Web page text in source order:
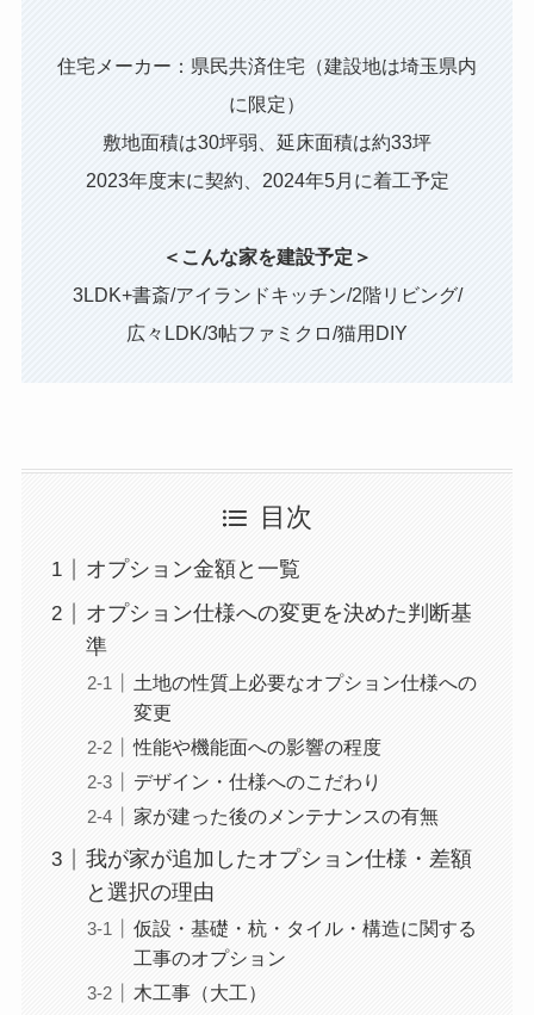
住宅メーカー：県民共済住宅（建設地は埼玉県内
に限定）
敷地面積は30坪弱、延床面積は約33坪
2023年度末に契約、2024年5月に着工予定
＜こんな家を建設予定＞
3LDK+書斎/アイランドキッチン/2階リビング/
広々LDK/3帖ファミクロ/猫用DIY
目次
オプション金額と一覧
オプション仕様への変更を決めた判断基
準
土地の性質上必要なオプション仕様への
変更
性能や機能面への影響の程度
デザイン・仕様へのこだわり
家が建った後のメンテナンスの有無
我が家が追加したオプション仕様・差額
と選択の理由
仮設・基礎・杭・タイル・構造に関する
工事のオプション
木工事（大工）